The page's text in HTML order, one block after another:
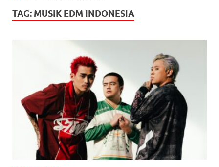
TAG: MUSIK EDM INDONESIA